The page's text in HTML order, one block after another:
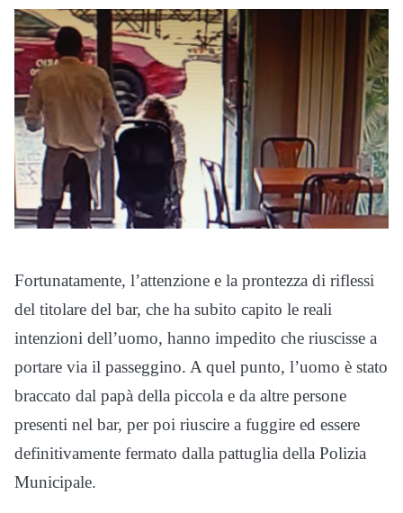
Fortunatamente, l’attenzione e la prontezza di riflessi
del titolare del bar, che ha subito capito le reali
intenzioni dell’uomo, hanno impedito che riuscisse a
portare via il passeggino. A quel punto, l’uomo è stato
braccato dal papà della piccola e da altre persone
presenti nel bar, per poi riuscire a fuggire ed essere
definitivamente fermato dalla pattuglia della Polizia
Municipale.